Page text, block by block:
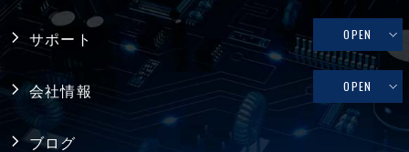
産業用マザーボード
コンピュータ・オン・モジュール
シングルボードコンピュータ
バックプレーン
リテール・物流
メディカル
ファクトリーオートメーション
サポート OPEN
修理依頼、技術的なお問い合わせ
会社情報 OPEN
採用情報
ブログ